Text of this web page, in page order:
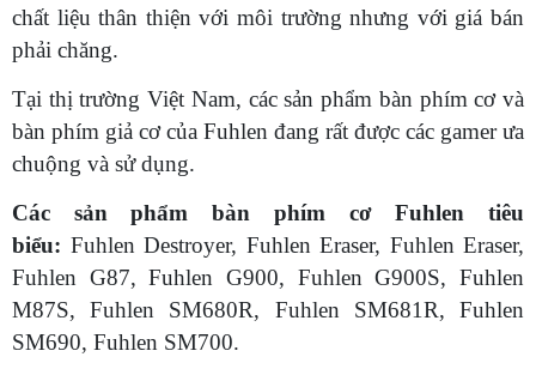
chất liệu thân thiện với môi trường nhưng với giá bán
phải chăng.
Tại thị trường Việt Nam, các sản phẩm bàn phím cơ và
bàn phím giả cơ của Fuhlen đang rất được các gamer ưa
chuộng và sử dụng.
Các sản phẩm bàn phím cơ Fuhlen tiêu
biểu: Fuhlen Destroyer, Fuhlen Eraser, Fuhlen Eraser,
Fuhlen G87, Fuhlen G900, Fuhlen G900S, Fuhlen
M87S, Fuhlen SM680R, Fuhlen SM681R, Fuhlen
SM690, Fuhlen SM700.